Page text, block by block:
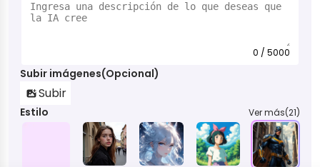
0 / 5000
Subir imágenes(Opcional)
Subir
Estilo Ver más(21)